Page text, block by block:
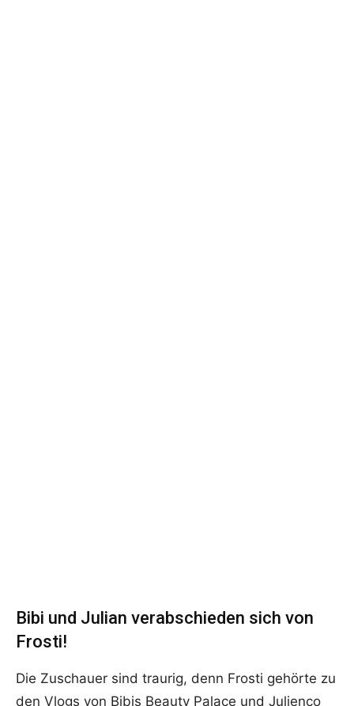
Bibi und Julian verabschieden sich von
Frosti!
Die Zuschauer sind traurig, denn Frosti gehörte zu
den Vlogs von Bibis Beauty Palace und Julienco